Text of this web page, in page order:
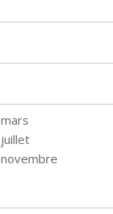
mars
juillet
novembre